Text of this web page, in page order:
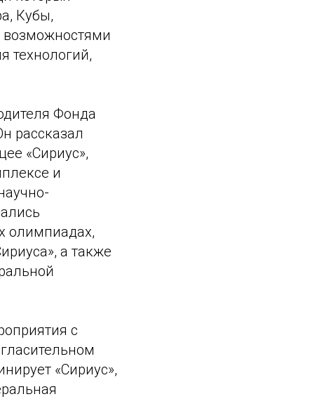
Кубы,
возможностями
технологий,
Фонда
рассказал
«Сириус»,
и
олимпиадах,
а также
с
«Сириус»,